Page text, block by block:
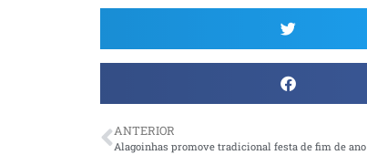
ANTERIOR
Alagoinhas promove tradicional festa de fim de ano